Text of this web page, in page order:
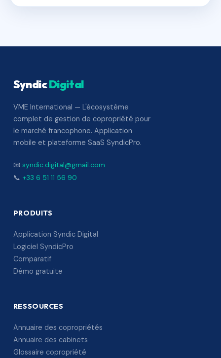
SyndicDigital
VME International — L'écosystème
complet de gestion de copropriété pour
le marché francophone. Application
mobile et plateforme SaaS SyndicPro.
📧 syndic.digital@gmail.com
📞 +33 6 51 11 56 90
PRODUITS
Application Syndic Digital
Logiciel SyndicPro
Comparatif
Démo gratuite
RESSOURCES
Annuaire des copropriétés
Annuaire des cabinets
Glossaire copropriété